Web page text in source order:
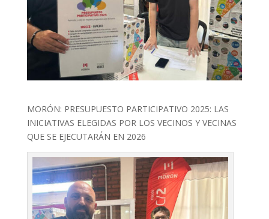
MORÓN: PRESUPUESTO PARTICIPATIVO 2025: LAS
INICIATIVAS ELEGIDAS POR LOS VECINOS Y VECINAS
QUE SE EJECUTARÁN EN 2026